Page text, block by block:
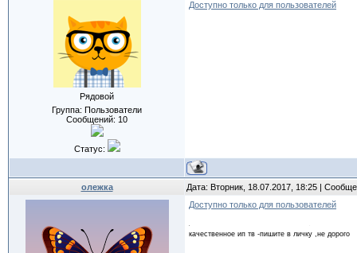
Рядовой
Группа: Пользователи
Сообщений: 10
Статус:
Доступно только для пользователей
олежка Дата: Вторник, 18.07.2017, 18:25 |
Доступно только для пользователей
качественное ип тв -пишите в личку ,не дорого